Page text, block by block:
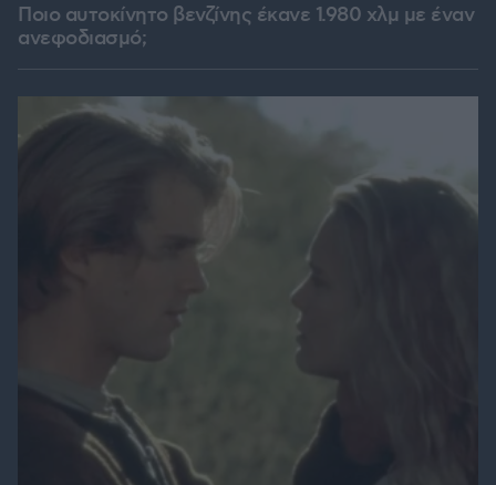
Ποιο αυτοκίνητο βενζίνης έκανε 1.980 χλμ με έναν
ανεφοδιασμό;